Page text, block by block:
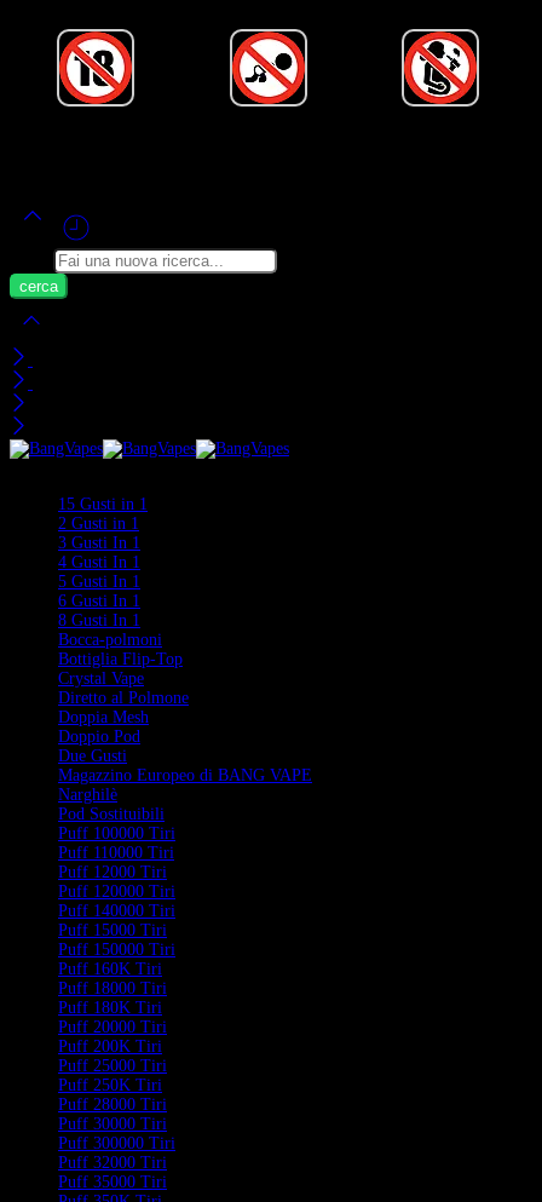
15 Gusti in 1
2 Gusti in 1
3 Gusti In 1
4 Gusti In 1
5 Gusti In 1
6 Gusti In 1
8 Gusti In 1
Bocca-polmoni
Bottiglia Flip-Top
Crystal Vape
Diretto al Polmone
Doppia Mesh
Doppio Pod
Due Gusti
Magazzino Europeo di BANG VAPE
Narghilè
Pod Sostituibili
Puff 100000 Tiri
Puff 110000 Tiri
Puff 12000 Tiri
Puff 120000 Tiri
Puff 140000 Tiri
Puff 15000 Tiri
Puff 150000 Tiri
Puff 160K Tiri
Puff 18000 Tiri
Puff 180K Tiri
Puff 20000 Tiri
Puff 200K Tiri
Puff 25000 Tiri
Puff 250K Tiri
Puff 28000 Tiri
Puff 30000 Tiri
Puff 300000 Tiri
Puff 32000 Tiri
Puff 35000 Tiri